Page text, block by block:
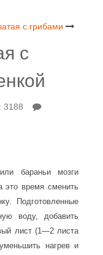
с грибами
с
3188
бараньи мозги
это время сменить
Подготовленные
воду, добавить
лист (1—2 листа
нагрев и